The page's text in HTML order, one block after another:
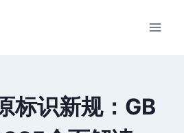
标识新规：GB